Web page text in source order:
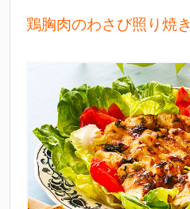
鶏胸肉のわさび照り焼き